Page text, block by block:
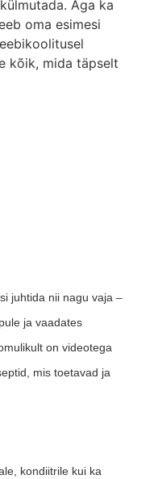
Aga ka
oma esimesi
kõik, mida täpselt
juhtida nii nagu vaja –
ja vaadates
on videotega
mis toetavad ja
kondiitrile kui ka